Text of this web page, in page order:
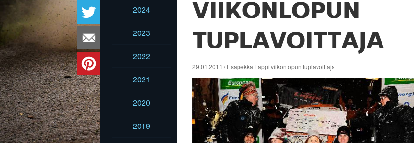
2024
2023
2022
2021
2020
2019
VIIKONLOPUN
TUPLAVOITTAJA
29.01.2011 / Esapekka Lappi viikonlopun tuplavoittaja